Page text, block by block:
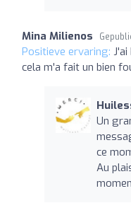
Mina Milienos
Positieve ervaring:
cela m'a fait un bien
Un
ce
Au